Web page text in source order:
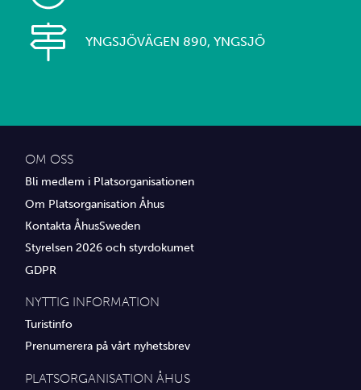
YNGSJÖVÄGEN 890, YNGSJÖ
OM OSS
Bli medlem i Platsorganisationen
Om Platsorganisation Åhus
Kontakta ÅhusSweden
Styrelsen 2026 och styrdokumet
GDPR
NYTTIG INFORMATION
Turistinfo
Prenumerera på vårt nyhetsbrev
PLATSORGANISATION ÅHUS